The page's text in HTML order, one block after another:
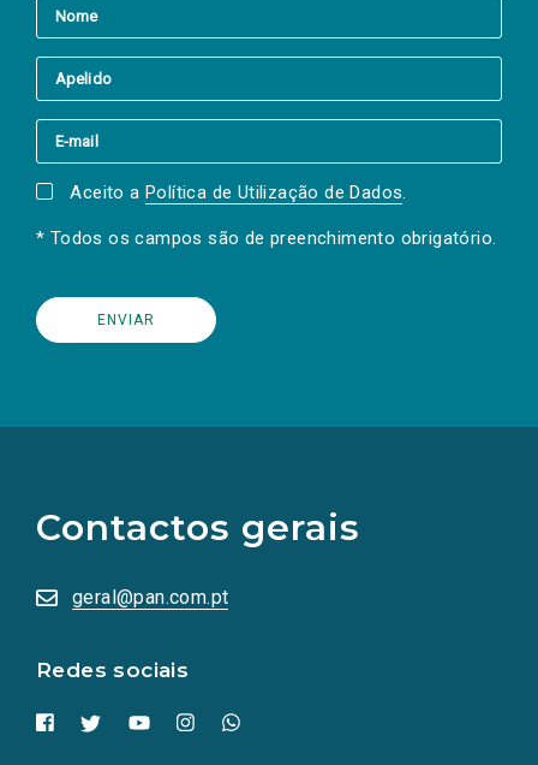
Aceito a Política de Utilização de Dados.
* Todos os campos são de preenchimento obrigatório.
Contactos gerais
geral@pan.com.pt
Redes sociais
redes
sociais
numa
nova